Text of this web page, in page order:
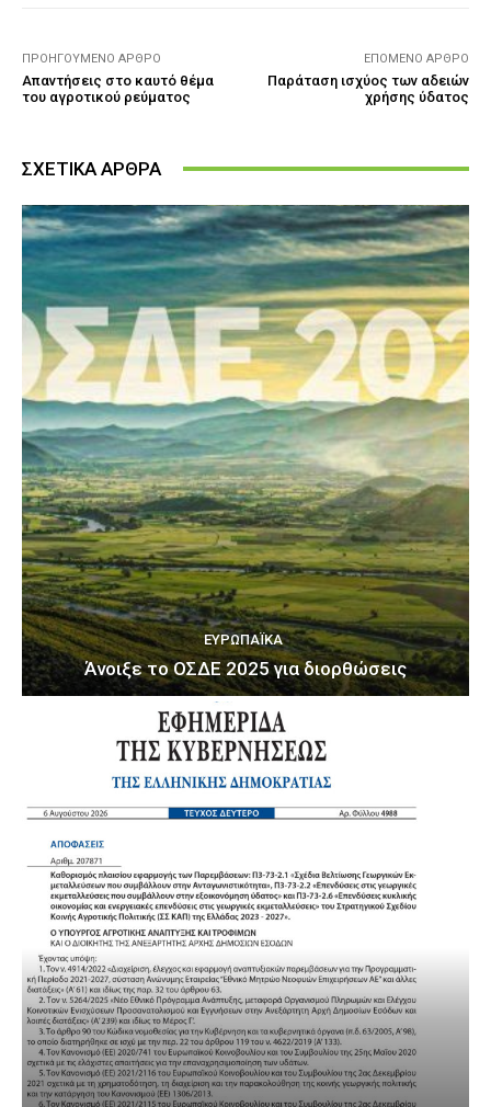
ΠΡΟΗΓΟΎΜΕΝΟ ΆΡΘΡΟ
Απαντήσεις στο καυτό θέμα
του αγροτικού ρεύματος
ΕΠΌΜΕΝΟ ΆΡΘΡΟ
Παράταση ισχύος των αδειών
χρήσης ύδατος
ΣΧΕΤΙΚΑ ΑΡΘΡΑ
ΕΥΡΩΠΑΪΚΆ
Άνοιξε το ΟΣΔΕ 2025 για διορθώσεις